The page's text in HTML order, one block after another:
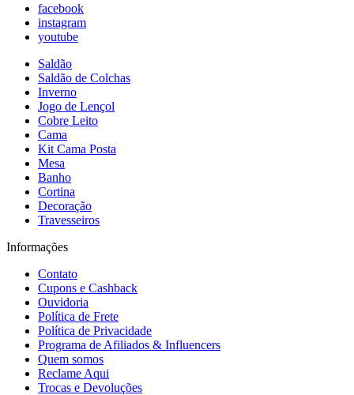
facebook
instagram
youtube
Saldão
Saldão de Colchas
Inverno
Jogo de Lençol
Cobre Leito
Cama
Kit Cama Posta
Mesa
Banho
Cortina
Decoração
Travesseiros
Informações
Contato
Cupons e Cashback
Ouvidoria
Política de Frete
Política de Privacidade
Programa de Afiliados & Influencers
Quem somos
Reclame Aqui
Trocas e Devoluções